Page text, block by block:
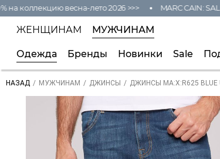
коллекцию весна-лето 2026 >>> MARC CAIN: SALE
ЖЕНЩИНАМ МУЖЧИНАМ
Одежда Бренды Новинки Sale
НАЗАД / МУЖЧИНАМ / ДЖИНСЫ / ДЖИНСЫ MA:X:R625 BLUE